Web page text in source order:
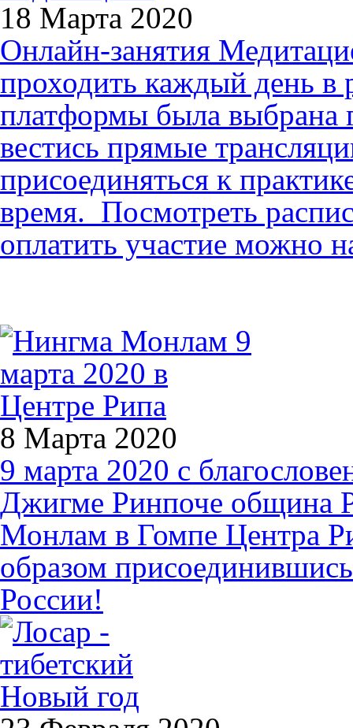
18 Марта 2020
Онлайн-занятия
проходить каждый день в
платформы была выбрана
вестись прямые
присоединяться к
время. Посмотреть
оплатить участие можно
8 Марта 2020
9 марта 2020 с
Джигме Ринпоче община
Монлам в Гомпе Центра
образом
России!